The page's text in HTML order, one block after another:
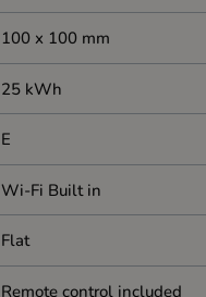
100 x 100 mm
25 kWh
E
Wi-Fi Built in
Flat
Remote control included